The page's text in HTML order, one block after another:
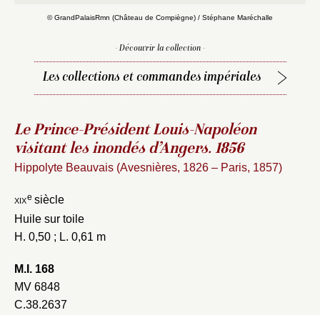
© GrandPalaisRmn (Château de Compiègne) / Stéphane Maréchalle
- Découvrir la collection -
Les collections et commandes impériales
Le Prince-Président Louis-Napoléon
visitant les inondés d’Angers. 1856
Hippolyte Beauvais (Avesnières, 1826 – Paris, 1857)
xixe siècle
Huile sur toile
H. 0,50 ; L. 0,61 m
M.I. 168
MV 6848
C.38.2637